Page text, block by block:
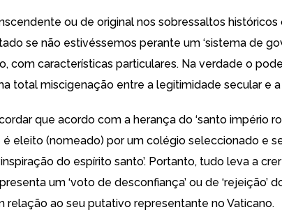
ou de original nos sobressaltos
se não estivéssemos perante um ‘sistema de
com características particulares. Na verdade o
total miscigenação entre a legitimidade secular e a
que acordo com a herança do ‘santo império
eleito (nomeado) por um colégio seleccionado e
do espírito santo’. Portanto, tudo leva a
um ‘voto de desconfiança’ ou de ‘rejeição’
relação ao seu putativo representante no Vaticano.